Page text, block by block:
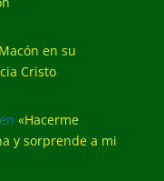
en su
Cristo
en «Hacerme
y sorprende a mi